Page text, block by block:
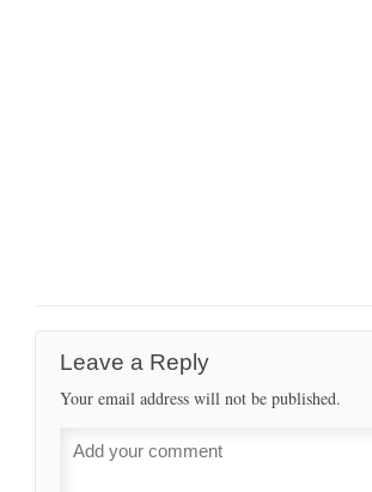
Leave a Reply
Your email address will not be published.